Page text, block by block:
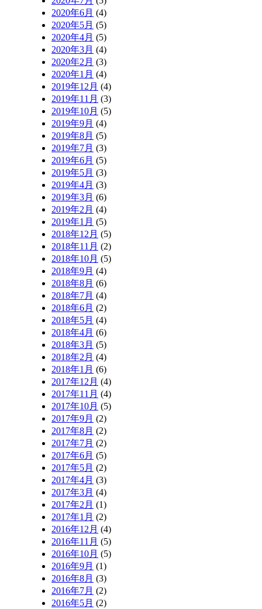
2020年6月 (4)
2020年5月 (5)
2020年4月 (5)
2020年3月 (4)
2020年2月 (3)
2020年1月 (4)
2019年12月 (4)
2019年11月 (3)
2019年10月 (5)
2019年9月 (4)
2019年8月 (5)
2019年7月 (3)
2019年6月 (5)
2019年5月 (3)
2019年4月 (3)
2019年3月 (6)
2019年2月 (4)
2019年1月 (5)
2018年12月 (5)
2018年11月 (2)
2018年10月 (5)
2018年9月 (4)
2018年8月 (6)
2018年7月 (4)
2018年6月 (2)
2018年5月 (4)
2018年4月 (6)
2018年3月 (5)
2018年2月 (4)
2018年1月 (6)
2017年12月 (4)
2017年11月 (4)
2017年10月 (5)
2017年9月 (2)
2017年8月 (2)
2017年7月 (2)
2017年6月 (5)
2017年5月 (2)
2017年4月 (3)
2017年3月 (4)
2017年2月 (1)
2017年1月 (2)
2016年12月 (4)
2016年11月 (5)
2016年10月 (5)
2016年9月 (1)
2016年8月 (3)
2016年7月 (2)
2016年5月 (2)